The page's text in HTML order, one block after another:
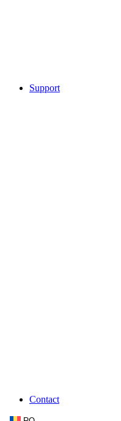
Support
Contact